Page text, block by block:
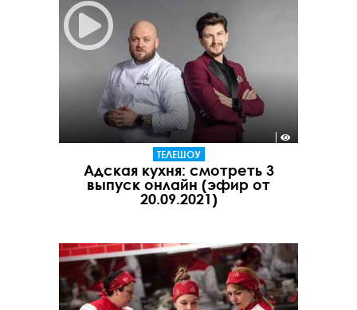
ТЕЛЕШОУ
Адская кухня: смотреть 3
выпуск онлайн (эфир от
20.09.2021)